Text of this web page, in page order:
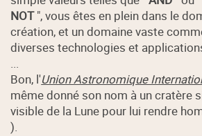
NOT", vous êtes en plein dans le
création, et un domaine vaste
diverses technologies et
...
Bon, l'Union Astronomique
même donné son nom à un cratère
visible de la Lune pour lui rendre
).